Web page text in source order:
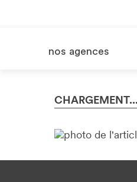
nos agences
CHARGEMENT...